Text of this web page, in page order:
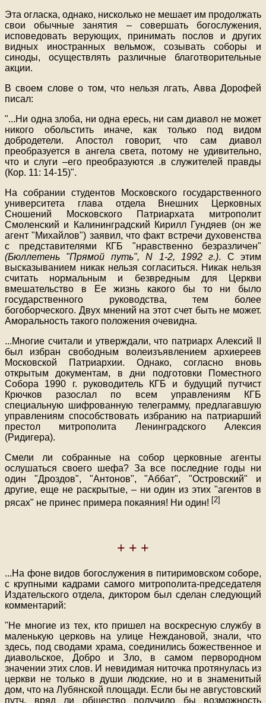
Эта огласка, однако, нисколько не мешает им продолжать
свои обычные занятия – совершать богослужения,
исповедовать верующих, принимать послов и других
видных иностранных вельмож, созывать соборы и
синоды, осуществлять различные благотворительные
акции.
В своем слове о том, что нельзя лгать, Авва Дорофей
писал:
"...Ни одна злоба, ни одна ересь, ни сам диавол не может
никого обольстить иначе, как только под видом
добродетели. Апостол говорит, что сам диавол
преобразуется в ангела света, потому не удивительно,
что и слуги –его преобразуются .в служителей правды
(Кор. 11: 14-15)".
На собрании студентов Московского государственного
университета глава отдела Внешних Церковных
Сношений Московского Патриархата митрополит
Смоленский и Калининградский Кирилл Гундяев (он же
агент "Михайлов") заявил, что факт встречи духовенства
с представителями КГБ "нравственно безразличен"
(Бюллетень "Прямой путь", N 1-2, 1992 г.). С этим
высказыванием никак нельзя согласиться. Никак нельзя
считать нормальным и безвредным для Церкви
вмешательство в Ее жизнь какого бы то ни было
государственного руководства, тем более
богоборческого. Двух мнений на этот счет быть не может.
Аморальность такого положения очевидна.
...Многие считали и утверждали, что патриарх Алексий II
был избран свободным волеизъявлением архиереев
Московской Патриархии. Однако, согласно вновь
открытым документам, в дни подготовки Поместного
Собора 1990 г. руководитель КГБ и будущий путчист
Крючков разослал по всем управлениям КГБ
специальную шифрованную телеграмму, предлагавшую
управлениям способствовать избранию на патриарший
престол митрополита Ленинградского Алексия
(Ридигера).
Смели ли собранные на собор церковные агенты
ослушаться своего шефа? За все последние годы ни
один "Дроздов", "Антонов", "Аббат", "Островский" и
другие, еще не раскрытые, – ни один из этих "агентов в
рясах" не принес примера покаяния! Ни один! [2]
+ + +
...На фоне видов богослужения в питиримовском соборе,
с крупными кадрами самого митрополита-председателя
Издательского отдела, диктором был сделан следующий
комментарий:
"Не многие из тех, кто пришел на воскресную службу в
маленькую церковь на улице Неждановой, знали, что
здесь, под сводами храма, соединились божественное и
диавольское, Добро и Зло, в самом первородном
значении этих слов. И невидимая ниточка протянулась из
церкви не только в души людские, но и в знаменитый
дом, что на Лубянской площади. Если бы не августовский
путч, вряд ли общество получило бы возможность